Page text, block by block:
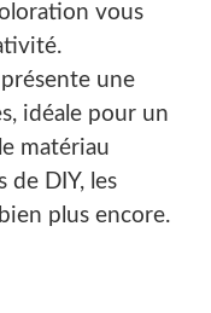
vous
une
idéale pour un
matériau
de DIY, les
plus encore.